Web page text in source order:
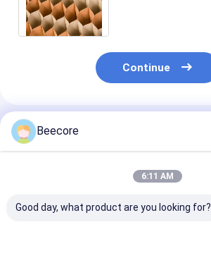
Continue
Produtos Recomendados
Beecore
6:11 AM
Good day, what product are you looking for?